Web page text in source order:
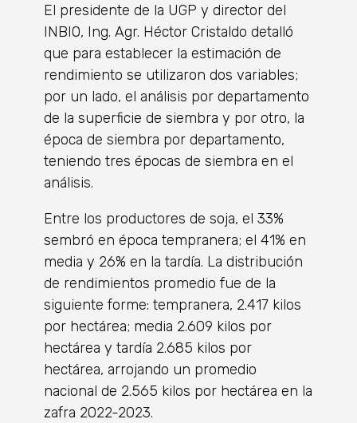
El presidente de la UGP y director del
INBIO, Ing. Agr. Héctor Cristaldo detalló
que para establecer la estimación de
rendimiento se utilizaron dos variables;
por un lado, el análisis por departamento
de la superficie de siembra y por otro, la
época de siembra por departamento,
teniendo tres épocas de siembra en el
análisis.
Entre los productores de soja, el 33%
sembró en época tempranera; el 41% en
media y 26% en la tardía. La distribución
de rendimientos promedio fue de la
siguiente forme: tempranera, 2.417 kilos
por hectárea; media 2.609 kilos por
hectárea y tardía 2.685 kilos por
hectárea, arrojando un promedio
nacional de 2.565 kilos por hectárea en la
zafra 2022-2023.